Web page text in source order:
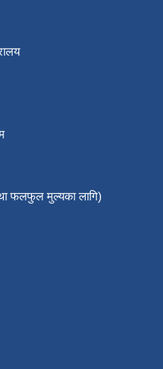
फलफुल मुल्यका लागि)